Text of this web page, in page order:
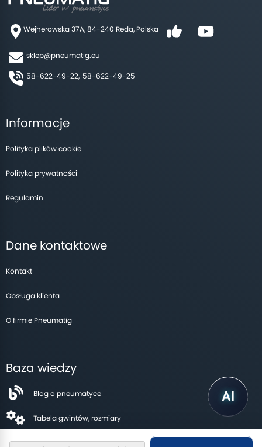
Wejherowska 37A, 84-240 Reda, Polska
sklep@pneumatig.eu
58-622-49-22, 58-622-49-25
Informacje
Polityka plików cookie
Polityka prywatności
Regulamin
Dane kontaktowe
Kontakt
Obsługa klienta
O firmie Pneumatig
Baza wiedzy
Blog o pneumatyce
Tabela gwintów, rozmiary